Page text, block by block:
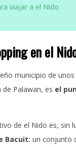
viajar a el Nido
en el
municipio de
de Palawan, es el
de el Nido es, sin
Bacuit: un conjunto